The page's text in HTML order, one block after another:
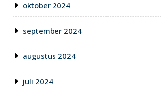
oktober 2024
september 2024
augustus 2024
juli 2024